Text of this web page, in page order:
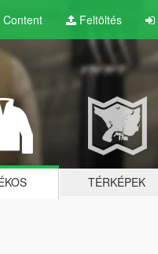
Content Feltöltés
TÉRKÉPEK